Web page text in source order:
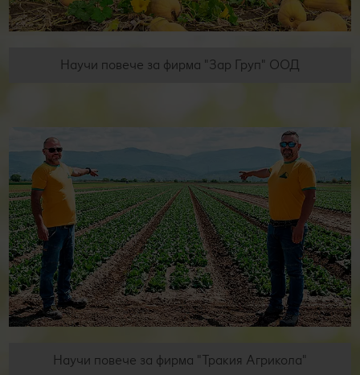
Научи повече за фирма "Зар Груп" ООД
Научи повече за фирма "Тракия Агрикола"